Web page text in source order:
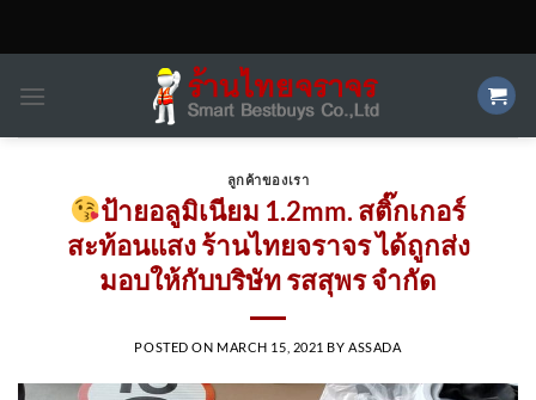
ลูกค้าของเรา
ป้ายอลูมิเนียม 1.2mm. สติ๊กเกอร์
สะท้อนแสง ร้านไทยจราจร ได้ถูกส่ง
มอบให้กับบริษัท รสสุพร จำกัด
POSTED ON MARCH 15, 2021 BY ASSADA